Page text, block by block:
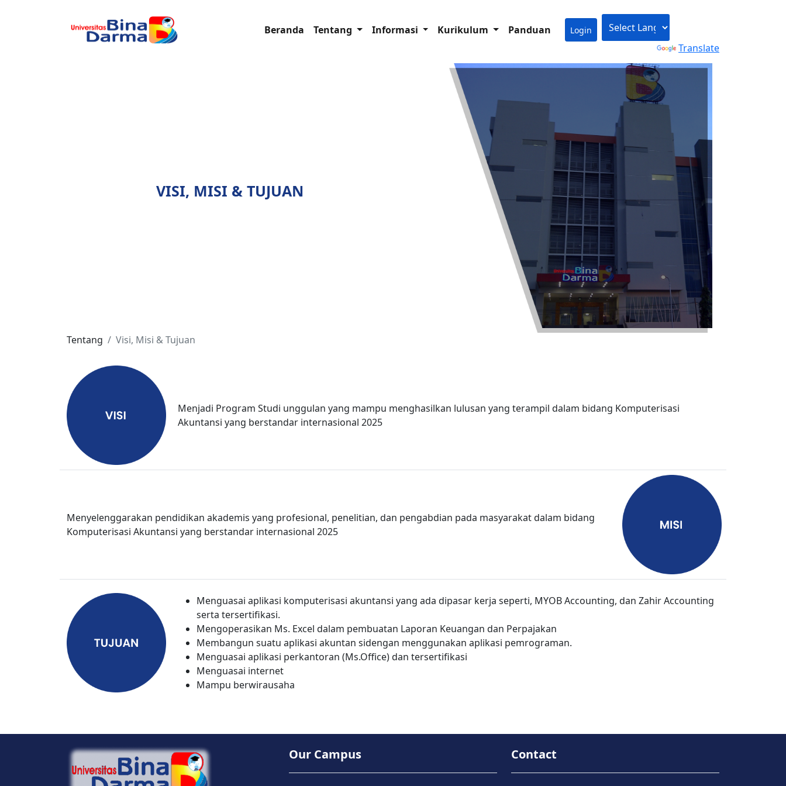
Beranda Tentang Informasi Kurikulum Panduan Login
Translate
VISI, MISI & TUJUAN
Tentang Visi, Misi & Tujuan
Menjadi Program Studi unggulan yang mampu menghasilkan lulusan yang terampil dalam bidang Komputerisasi
Akuntansi yang berstandar internasional 2025
Menyelenggarakan pendidikan akademis yang profesional, penelitian, dan pengabdian pada masyarakat dalam bidang
Komputerisasi Akuntansi yang berstandar internasional 2025
Menguasai aplikasi komputerisasi akuntansi yang ada dipasar kerja seperti, MYOB Accounting, dan Zahir Accounting
serta tersertifikasi.
Mengoperasikan Ms. Excel dalam pembuatan Laporan Keuangan dan Perpajakan
Membangun suatu aplikasi akuntan sidengan menggunakan aplikasi pemrograman.
Menguasai aplikasi perkantoran (Ms.Office) dan tersertifikasi
Menguasai internet
Mampu berwirausaha
Our Campus Contact